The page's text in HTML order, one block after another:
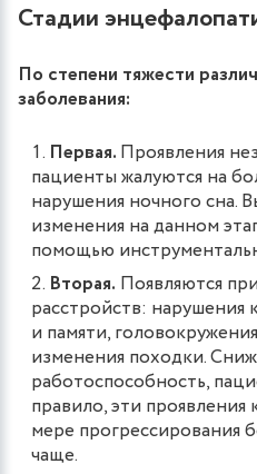
Стадии
По степени тяжести
заболевания:
Первая. Проявления
пациенты жалуются на
нарушения ночного сна.
изменения на данном
помощью
Вторая. Появляются
расстройств:
и памяти,
изменения походки.
работоспособность,
правило, эти
мере прогрессирования
чаще.